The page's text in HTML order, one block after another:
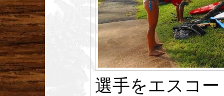
選手をエスコ